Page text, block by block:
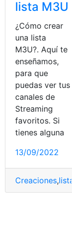
lista M3U
¿Cómo crear
una lista
M3U?. Aquí te
enseñamos,
para que
puedas ver tus
canales de
Streaming
favoritos. Si
tienes alguna
13/09/2022
Creaciones,lista